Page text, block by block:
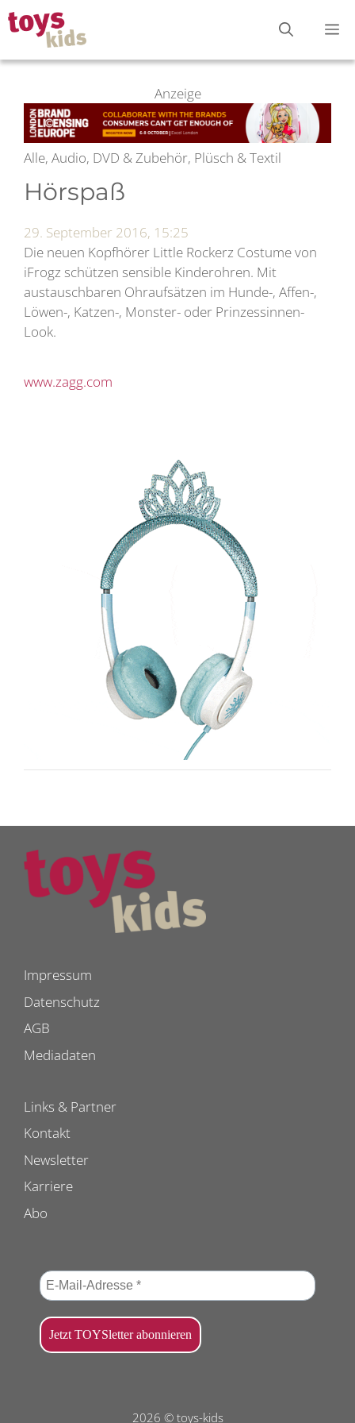
Zum
Inhalt
springen
Anzeige
Alle, Audio, DVD & Zubehör, Plüsch & Textil
Hörspaß
29. September 2016, 15:25
Die neuen Kopfhörer Little Rockerz Costume von
iFrogz schützen sensible Kinderohren. Mit
austauschbaren Ohraufsätzen im Hunde-, Affen-,
Löwen-, Katzen-, Monster- oder Prinzessinnen-
Look.
www.zagg.com
Impressum
Datenschutz
AGB
Mediadaten
Links & Partner
Kontakt
Newsletter
Karriere
Abo
2026 © toys-kids